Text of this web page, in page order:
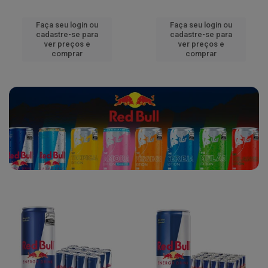
Faça seu login ou
cadastre-se para
ver preços e
comprar
Faça seu login ou
cadastre-se para
ver preços e
comprar